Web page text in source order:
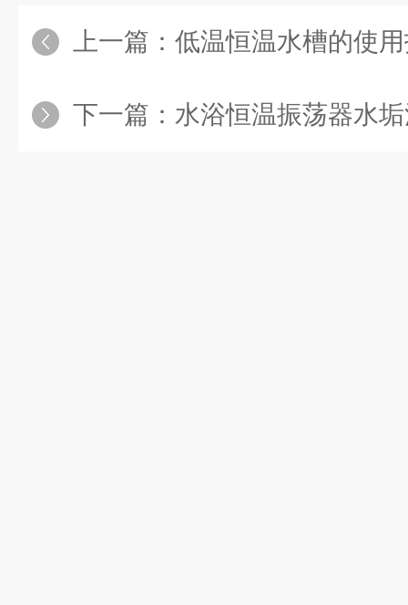
上一篇： 低温恒温水槽的使
下一篇： 水浴恒温振荡器水垢清理与日